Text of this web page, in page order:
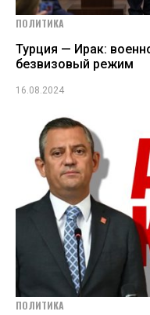
ПОЛИТИКА
Турция — Ирак:
безвизовый режим
16.08.2024
ПОЛИТИКА